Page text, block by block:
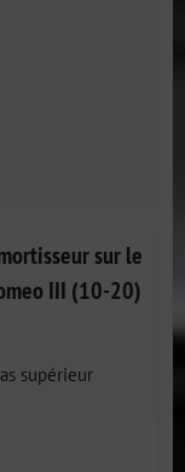
sur le
III (10-20)
supérieur